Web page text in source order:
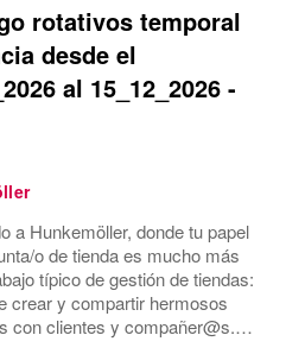
rotativos temporal
desde el
al 15_12_2026 -
a Hunkemöller, donde tu papel
o de tienda es mucho más
típico de gestión de tiendas:
crear y compartir hermosos
con clientes y compañer@s.